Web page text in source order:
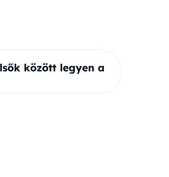
között legyen a